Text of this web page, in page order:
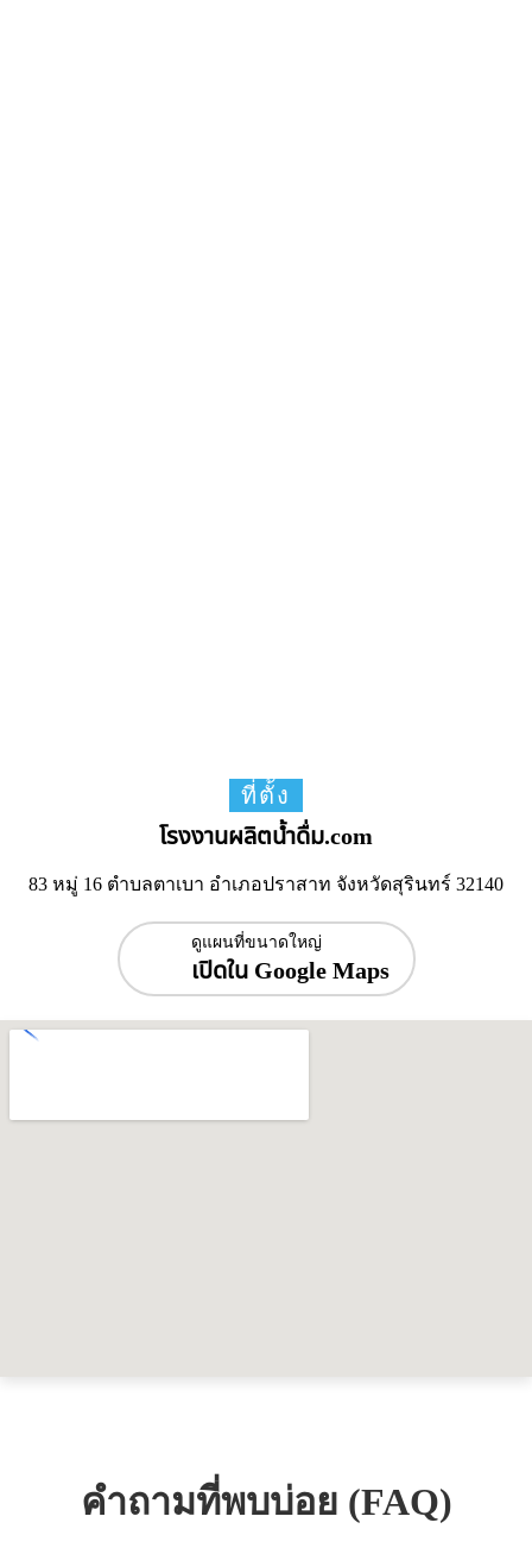
ที่ตั้ง
โรงงานผลิตน้ำดื่ม.com
83 หมู่ 16 ตำบลตาเบา อำเภอปราสาท จังหวัดสุรินทร์ 32140
ดูแผนที่ขนาดใหญ่
เปิดใน Google Maps
คำถามที่พบบ่อย (FAQ)